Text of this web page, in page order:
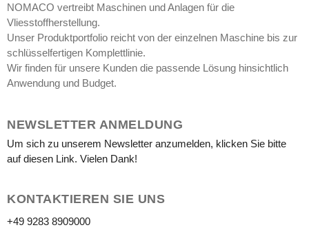
NOMACO vertreibt Maschinen und Anlagen für die
Vliesstoffherstellung.
Unser Produktportfolio reicht von der einzelnen Maschine bis zur
schlüsselfertigen Komplettlinie.
Wir finden für unsere Kunden die passende Lösung hinsichtlich
Anwendung und Budget.
NEWSLETTER ANMELDUNG
Um sich zu unserem Newsletter anzumelden, klicken Sie bitte
auf diesen Link. Vielen Dank!
KONTAKTIEREN SIE UNS
+49 9283 8909000